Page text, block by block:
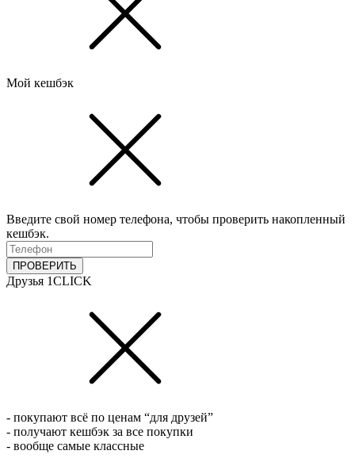
Мой кешбэк
Введите свой номер телефона, чтобы проверить накопленный
кешбэк.
ПРОВЕРИТЬ
Друзья 1CLICK
- покупают всё по ценам “для друзей”
- получают кешбэк за все покупки
- вообще самые классные